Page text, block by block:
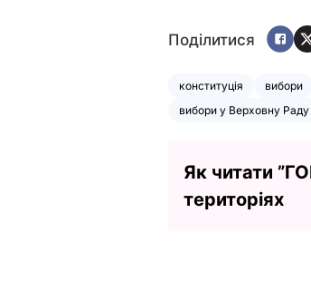
Поділитися
конституція вибори
вибори у Верховну Раду
Як читати
територіях